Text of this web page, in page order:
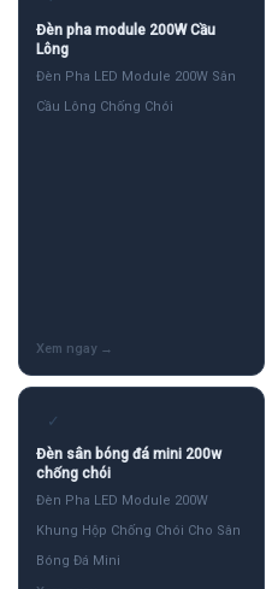
Đèn pha module 200W Cầu
Lông
Đèn Pha LED Module 200W Sân
Cầu Lông Chống Chói
✓
Đèn sân bóng đá mini 200w
chống chói
Đèn Pha LED Module 200W
Khung Hộp Chống Chói Cho Sân
Bóng Đá Mini